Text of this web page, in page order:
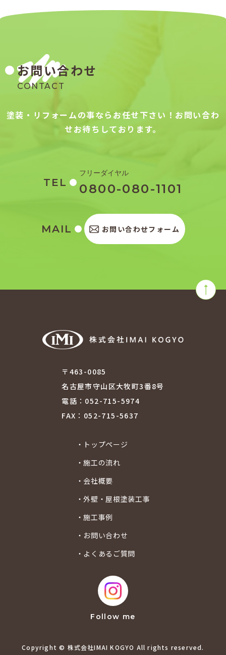
お問い合わせ
CONTACT
塗装・リフォームの事ならお任せ下さい！お問い合わ
せお待ちしております。
TEL
フリーダイヤル
0800-080-1101
MAIL お問い合わせフォーム
〒463-0085
名古屋市守山区大牧町3番8号
電話：052-715-5974
FAX：052-715-5637
・トップページ
・施工の流れ
・会社概要
・外壁・屋根塗装工事
・施工事例
・お問い合わせ
・よくあるご質問
Follow me
Copyright © 株式会社IMAI KOGYO All rights reserved.